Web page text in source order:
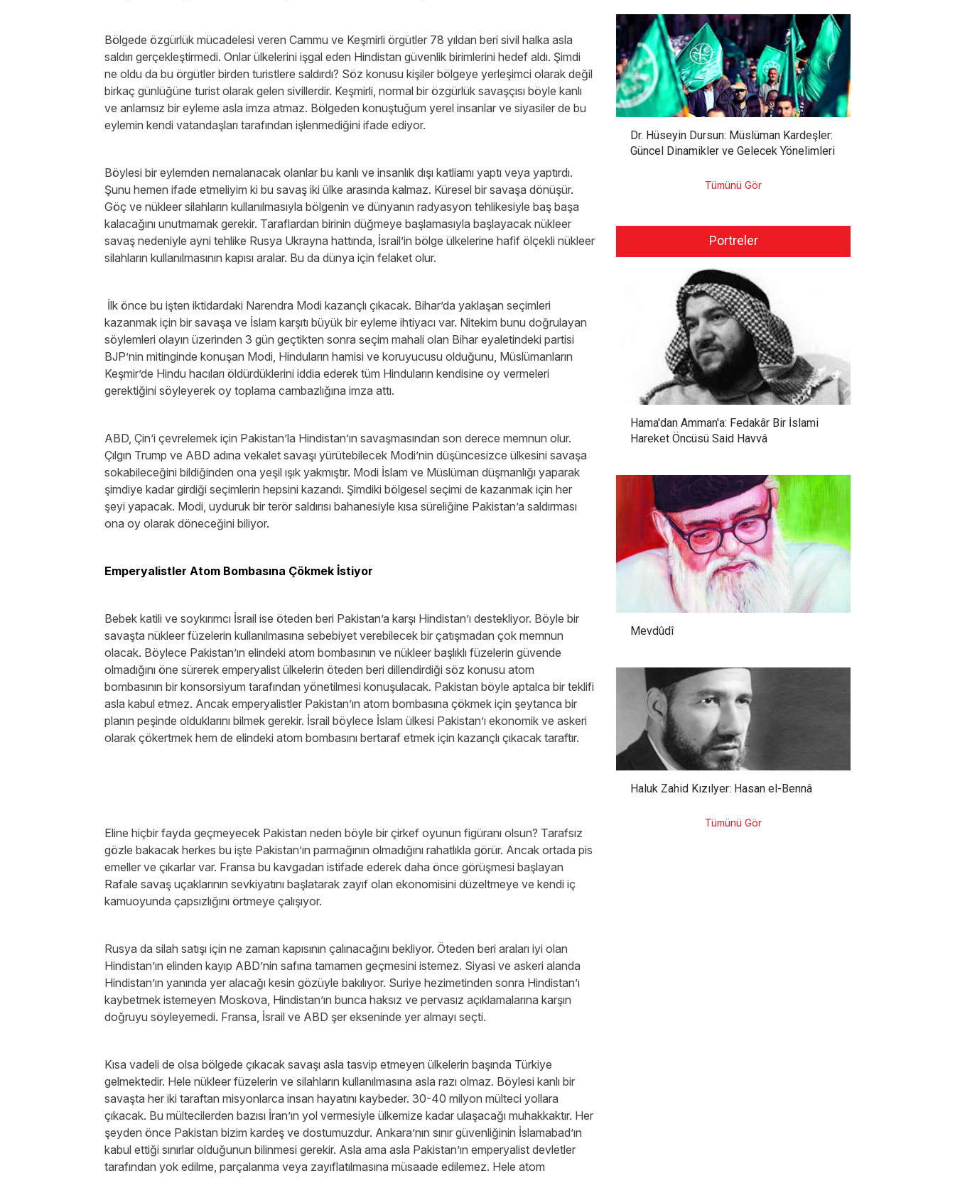
Bölgede özgürlük mücadelesi veren Cammu ve Keşmirli örgütler 78 yıldan beri sivil halka asla
saldırı gerçekleştirmedi. Onlar ülkelerini işgal eden Hindistan güvenlik birimlerini hedef aldı. Şimdi
ne oldu da bu örgütler birden turistlere saldırdı? Söz konusu kişiler bölgeye yerleşimci olarak değil
birkaç günlüğüne turist olarak gelen sivillerdir. Keşmirli, normal bir özgürlük savaşçısı böyle kanlı
ve anlamsız bir eyleme asla imza atmaz. Bölgeden konuştuğum yerel insanlar ve siyasiler de bu
eylemin kendi vatandaşları tarafından işlenmediğini ifade ediyor.
Böylesi bir eylemden nemalanacak olanlar bu kanlı ve insanlık dışı katliamı yaptı veya yaptırdı.
Şunu hemen ifade etmeliyim ki bu savaş iki ülke arasında kalmaz. Küresel bir savaşa dönüşür.
Göç ve nükleer silahların kullanılmasıyla bölgenin ve dünyanın radyasyon tehlikesiyle baş başa
kalacağını unutmamak gerekir. Taraflardan birinin düğmeye başlamasıyla başlayacak nükleer
savaş nedeniyle ayni tehlike Rusya Ukrayna hattında, İsrail’in bölge ülkelerine hafif ölçekli nükleer
silahların kullanılmasının kapısı aralar. Bu da dünya için felaket olur.
İlk önce bu işten iktidardaki Narendra Modi kazançlı çıkacak. Bihar’da yaklaşan seçimleri
kazanmak için bir savaşa ve İslam karşıtı büyük bir eyleme ihtiyacı var. Nitekim bunu doğrulayan
söylemleri olayın üzerinden 3 gün geçtikten sonra seçim mahali olan Bihar eyaletindeki partisi
BJP’nin mitinginde konuşan Modi, Hinduların hamisi ve koruyucusu olduğunu, Müslümanların
Keşmir’de Hindu hacıları öldürdüklerini iddia ederek tüm Hinduların kendisine oy vermeleri
gerektiğini söyleyerek oy toplama cambazlığına imza attı.
ABD, Çin’i çevrelemek için Pakistan’la Hindistan’ın savaşmasından son derece memnun olur.
Çılgın Trump ve ABD adına vekalet savaşı yürütebilecek Modi’nin düşüncesizce ülkesini savaşa
sokabileceğini bildiğinden ona yeşil ışık yakmıştır. Modi İslam ve Müslüman düşmanlığı yaparak
şimdiye kadar girdiği seçimlerin hepsini kazandı. Şimdiki bölgesel seçimi de kazanmak için her
şeyi yapacak. Modi, uyduruk bir terör saldırısı bahanesiyle kısa süreliğine Pakistan’a saldırması
ona oy olarak döneceğini biliyor.
Emperyalistler Atom Bombasına Çökmek İstiyor
Bebek katili ve soykırımcı İsrail ise öteden beri Pakistan’a karşı Hindistan’ı destekliyor. Böyle bir
savaşta nükleer füzelerin kullanılmasına sebebiyet verebilecek bir çatışmadan çok memnun
olacak. Böylece Pakistan’ın elindeki atom bombasının ve nükleer başlıklı füzelerin güvende
olmadığını öne sürerek emperyalist ülkelerin öteden beri dillendirdiği söz konusu atom
bombasının bir konsorsiyum tarafından yönetilmesi konuşulacak. Pakistan böyle aptalca bir teklifi
asla kabul etmez. Ancak emperyalistler Pakistan’ın atom bombasına çökmek için şeytanca bir
planın peşinde olduklarını bilmek gerekir. İsrail böylece İslam ülkesi Pakistan’ı ekonomik ve askeri
olarak çökertmek hem de elindeki atom bombasını bertaraf etmek için kazançlı çıkacak taraftır.
Eline hiçbir fayda geçmeyecek Pakistan neden böyle bir çirkef oyunun figüranı olsun? Tarafsız
gözle bakacak herkes bu işte Pakistan’ın parmağının olmadığını rahatlıkla görür. Ancak ortada pis
emeller ve çıkarlar var. Fransa bu kavgadan istifade ederek daha önce görüşmesi başlayan
Rafale savaş uçaklarının sevkiyatını başlatarak zayıf olan ekonomisini düzeltmeye ve kendi iç
kamuoyunda çapsızlığını örtmeye çalışıyor.
Rusya da silah satışı için ne zaman kapısının çalınacağını bekliyor. Öteden beri araları iyi olan
Hindistan’ın elinden kayıp ABD’nin safına tamamen geçmesini istemez. Siyasi ve askeri alanda
Hindistan’ın yanında yer alacağı kesin gözüyle bakılıyor. Suriye hezimetinden sonra Hindistan’ı
kaybetmek istemeyen Moskova, Hindistan’ın bunca haksız ve pervasız açıklamalarına karşın
doğruyu söyleyemedi. Fransa, İsrail ve ABD şer ekseninde yer almayı seçti.
Kısa vadeli de olsa bölgede çıkacak savaşı asla tasvip etmeyen ülkelerin başında Türkiye
gelmektedir. Hele nükleer füzelerin ve silahların kullanılmasına asla razı olmaz. Böylesi kanlı bir
savaşta her iki taraftan misyonlarca insan hayatını kaybeder. 30-40 milyon mülteci yollara
çıkacak. Bu mültecilerden bazısı İran’ın yol vermesiyle ülkemize kadar ulaşacağı muhakkaktır. Her
şeyden önce Pakistan bizim kardeş ve dostumuzdur. Ankara’nın sınır güvenliğinin İslamabad’ın
kabul ettiği sınırlar olduğunun bilinmesi gerekir. Asla ama asla Pakistan’ın emperyalist devletler
tarafından yok edilme, parçalanma veya zayıflatılmasına müsaade edilemez. Hele atom
Dr. Hüseyin Dursun: Müslüman Kardeşler:
Güncel Dinamikler ve Gelecek Yönelimleri
Tümünü Gör
Portreler
Hama'dan Amman'a: Fedakâr Bir İslami
Hareket Öncüsü Said Havvâ
Mevdûdî
Haluk Zahid Kızılyer: Hasan el-Bennâ
Tümünü Gör